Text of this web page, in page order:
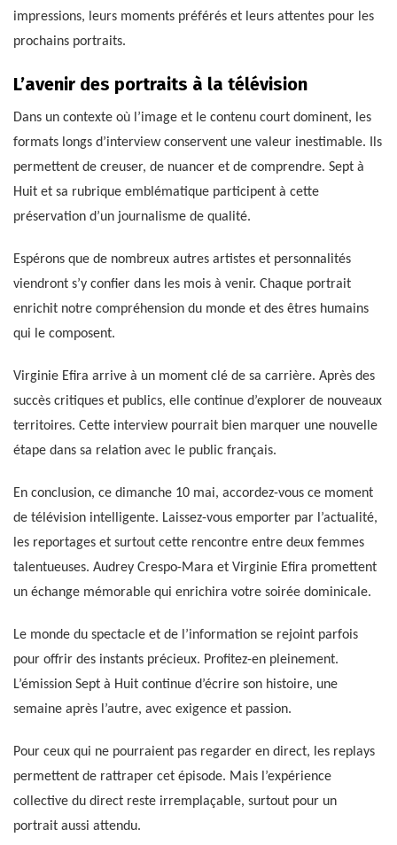
impressions, leurs moments préférés et leurs attentes pour les
prochains portraits.
L’avenir des portraits à la télévision
Dans un contexte où l’image et le contenu court dominent, les
formats longs d’interview conservent une valeur inestimable. Ils
permettent de creuser, de nuancer et de comprendre. Sept à
Huit et sa rubrique emblématique participent à cette
préservation d’un journalisme de qualité.
Espérons que de nombreux autres artistes et personnalités
viendront s’y confier dans les mois à venir. Chaque portrait
enrichit notre compréhension du monde et des êtres humains
qui le composent.
Virginie Efira arrive à un moment clé de sa carrière. Après des
succès critiques et publics, elle continue d’explorer de nouveaux
territoires. Cette interview pourrait bien marquer une nouvelle
étape dans sa relation avec le public français.
En conclusion, ce dimanche 10 mai, accordez-vous ce moment
de télévision intelligente. Laissez-vous emporter par l’actualité,
les reportages et surtout cette rencontre entre deux femmes
talentueuses. Audrey Crespo-Mara et Virginie Efira promettent
un échange mémorable qui enrichira votre soirée dominicale.
Le monde du spectacle et de l’information se rejoint parfois
pour offrir des instants précieux. Profitez-en pleinement.
L’émission Sept à Huit continue d’écrire son histoire, une
semaine après l’autre, avec exigence et passion.
Pour ceux qui ne pourraient pas regarder en direct, les replays
permettent de rattraper cet épisode. Mais l’expérience
collective du direct reste irremplaçable, surtout pour un
portrait aussi attendu.